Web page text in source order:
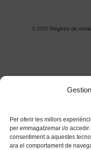
Per oferir les millors
per emmagatzemar i/o
consentiment a aquestes
ara el comportament de
© 2026Registre de